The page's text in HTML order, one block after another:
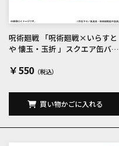
呪術廻戦 「呪術廻戦×いらすと
や 懐玉・玉折 」スクエア缶バッ
￥550
買い物かごに入れる